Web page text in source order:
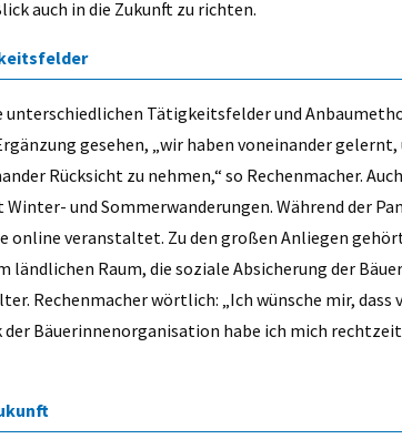
auch in die Zukunft zu richten.
unterschiedlichen Tätigkeitsfelder und
gesehen, „wir haben voneinander
Rücksicht zu nehmen,“ so Rechenmacher.
und Sommerwanderungen. Während der
online veranstaltet. Zu den großen Anliegen
ländlichen Raum, die soziale Absicherung der
Rechenmacher wörtlich: „Ich wünsche mir, dass
der Bäuerinnenorganisation habe ich mich